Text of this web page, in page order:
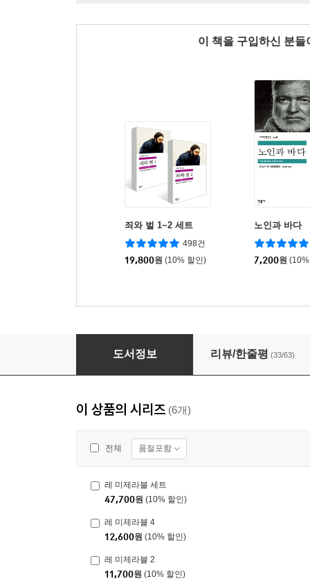
이 책을 구입하신 분
죄와 벌 1~2 세트
498건
19,800원 (10% 할인)
노인과 바다
7,200원
레 미제라블 세트
도서정보 리뷰/한줄평 (33/63)
이 상품의 시리즈 (6개)
전체 품절포함
레 미제라블 세트
47,700원 (10% 할인)
레 미제라블 4
12,600원 (10% 할인)
레 미제라블 2
11,700원 (10% 할인)